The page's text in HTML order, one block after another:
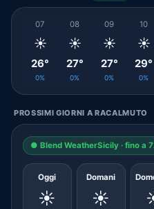
07
☀️
26°
0%
08
☀️
27°
0%
09
☀️
27°
0%
10
☀️
29°
0%
PROSSIMI GIORNI A RACALMUTO
● Blend WeatherSicily · fino a
Oggi
☀️
Domani
☀️